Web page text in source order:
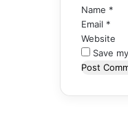
Name *
Email *
Website
Save